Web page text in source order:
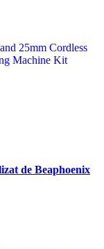
25mm Cordless
Machine Kit
de Beaphoenix